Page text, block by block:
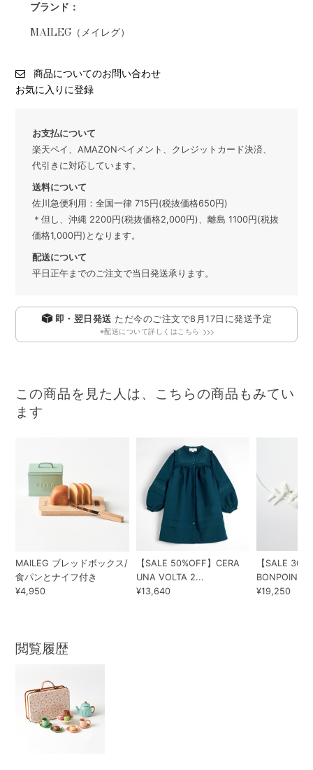
ブランド：
MAILEG（メイレグ）
商品についてのお問い合わせ
お気に入りに登録
お支払について
楽天ペイ、AMAZONペイメント、クレジットカード決済、
代引きに対応しています。
送料について
佐川急便利用：全国一律 715円(税抜価格650円)
＊但し、沖縄 2200円(税抜価格2,000円)、離島 1100円(税抜
価格1,000円)となります。
配送について
平日正午までのご注文で当日発送承ります。
即・翌日発送 ただ今のご注文で8月17日 に発送予定
※配送について詳しくはこちら
この商品を見た人は、こちらの商品もみてい
ます
MAILEG ブレッドボックス/
食パンとナイフ付き
¥4,950
【SALE 50%OFF】CERA
UNA VOLTA 2...
¥13,640
【SALE
BONPOINT
¥19,250
閲覧履歴